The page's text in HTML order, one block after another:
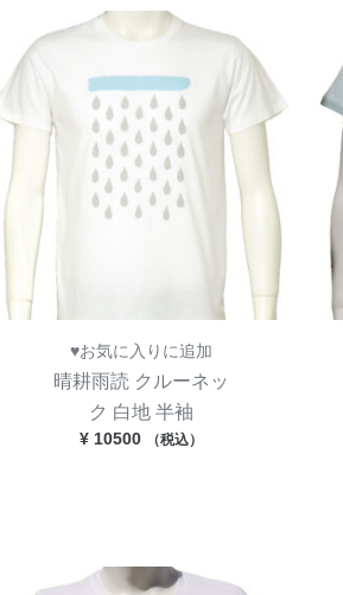
♥お気に入りに追加
晴耕雨読 クルーネッ
ク 白地 半袖
¥10500 （税込）